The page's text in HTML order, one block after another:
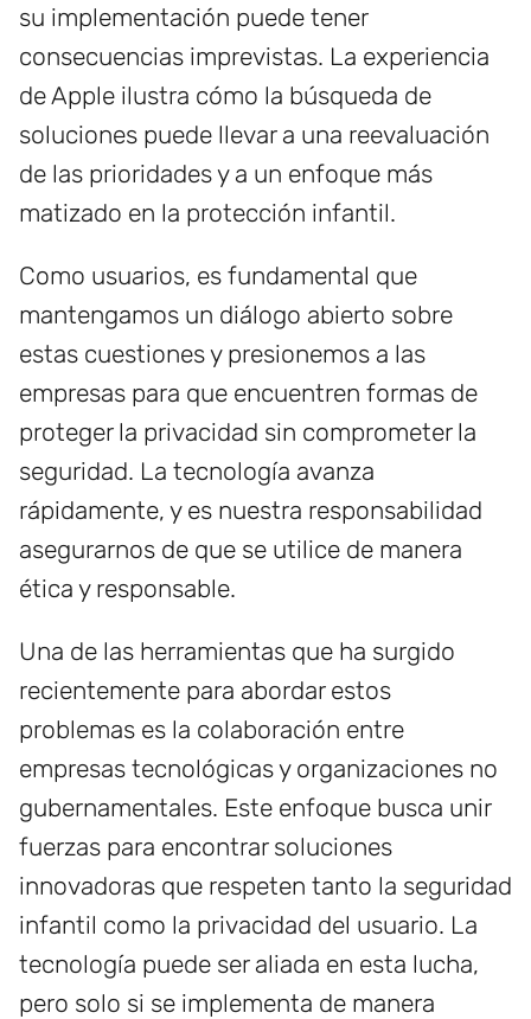
su implementación puede tener
consecuencias imprevistas. La experiencia
de Apple ilustra cómo la búsqueda de
soluciones puede llevar a una reevaluación
de las prioridades y a un enfoque más
matizado en la protección infantil.
Como usuarios, es fundamental que
mantengamos un diálogo abierto sobre
estas cuestiones y presionemos a las
empresas para que encuentren formas de
proteger la privacidad sin comprometer la
seguridad. La tecnología avanza
rápidamente, y es nuestra responsabilidad
asegurarnos de que se utilice de manera
ética y responsable.
Una de las herramientas que ha surgido
recientemente para abordar estos
problemas es la colaboración entre
empresas tecnológicas y organizaciones no
gubernamentales. Este enfoque busca unir
fuerzas para encontrar soluciones
innovadoras que respeten tanto la seguridad
infantil como la privacidad del usuario. La
tecnología puede ser aliada en esta lucha,
pero solo si se implementa de manera